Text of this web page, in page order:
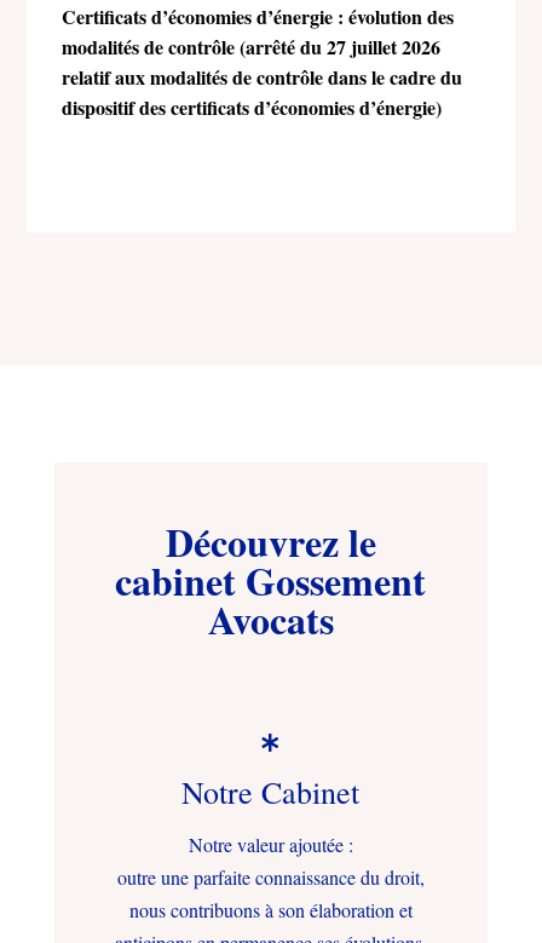
Certificats d’économies d’énergie : évolution des
modalités de contrôle (arrêté du 27 juillet 2026
relatif aux modalités de contrôle dans le cadre du
dispositif des certificats d’économies d’énergie)
Découvrez le
cabinet Gossement
Avocats

Notre Cabinet
Notre valeur ajoutée :
outre une parfaite connaissance du droit,
nous contribuons à son élaboration et